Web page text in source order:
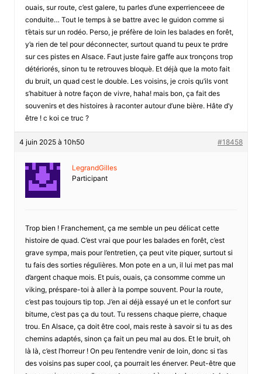
ouais, sur route, c’est galere, tu parles d’une experrienceee de
conduite… Tout le temps à se battre avec le guidon comme si
t’ètais sur un rodéo. Perso, je préfère de loin les balades en forêt,
y’a rien de tel pour déconnecter, surtout quand tu peux te prdre
sur ces pistes en Alsace. Faut juste faire gaffe aux tronçons trop
détériorés, sinon tu te retrouves bloquè. Et déjà que la moto fait
du bruit, un quad cest le double. Les voisins, je crois qu’ils vont
s’habituer à notre façon de vivre, haha! mais bon, ça fait des
souvenirs et des histoires à raconter autour d’une bière. Hâte d’y
être ! c koi ce truc ?
4 juin 2025 à 10h50 #18458
LegrandGilles
Participant
Trop bien ! Franchement, ça me semble un peu délicat cette
histoire de quad. C’est vrai que pour les balades en forêt, c’est
grave sympa, mais pour l’entretien, ça peut vite piquer, surtout si
tu fais des sorties régulières. Mon pote en a un, il lui met pas mal
d’argent chaque mois. Et puis, ouais, ça consomme comme un
viking, préspare-toi à aller à la pompe souvent. Pour la route,
c’est pas toujours tip top. J’en ai déjà essayé un et le confort sur
bitume, c’est pas ça du tout. Tu ressens chaque pierre, chaque
trou. En Alsace, ça doit être cool, mais reste à savoir si tu as des
chemins adaptés, sinon ça fait un peu mal au dos. Et le bruit, oh
là là, c’est l’horreur ! On peu l’entendre venir de loin, donc si t’as
des voisins pas super cool, ça pourrait les énerver. Peut-être que